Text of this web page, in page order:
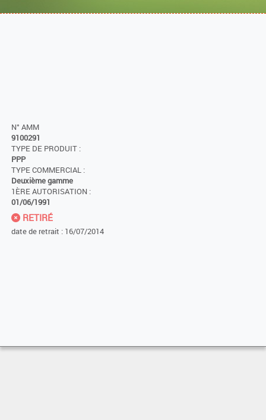
N° AMM
9100291
TYPE DE PRODUIT :
PPP
TYPE COMMERCIAL :
Deuxième gamme
1ÈRE AUTORISATION :
01/06/1991
RETIRÉ
date de retrait : 16/07/2014